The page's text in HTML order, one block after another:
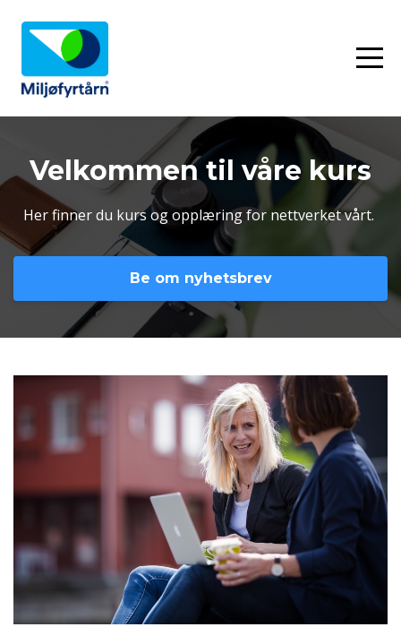
Velkommen til våre kurs
Her finner du kurs og opplæring for nettverket vårt.
Be om nyhetsbrev